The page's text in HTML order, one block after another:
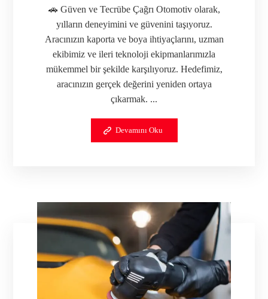
🚗 Güven ve Tecrübe Çağrı Otomotiv olarak,
yılların deneyimini ve güvenini taşıyoruz.
Aracınızın kaporta ve boya ihtiyaçlarını, uzman
ekibimiz ve ileri teknoloji ekipmanlarımızla
mükemmel bir şekilde karşılıyoruz. Hedefimiz,
aracınızın gerçek değerini yeniden ortaya
çıkarmak. ...
Devamını Oku